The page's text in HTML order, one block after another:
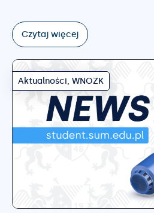
Czytaj więcej
Aktualności, WNOZK